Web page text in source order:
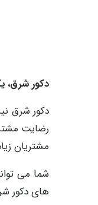
دکور
دکور شرق
مشتریان
شما می
های دکور